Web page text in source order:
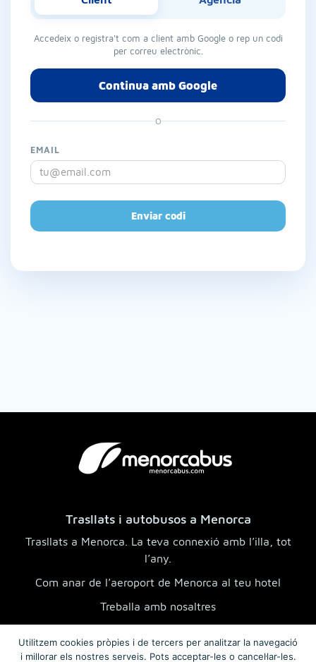
Accedeix o registra't com a client amb Google o rep un codi
per correu electrònic.
Continua amb Google
O
EMAIL
Enviar codi
Trasllats i autobusos a Menorca
Trasllats a Menorca. La teva connexió amb l’illa, tot
l’any.
Com anar de l’aeroport de Menorca al teu hotel
Treballa amb nosaltres
Serveis
Utilitzem cookies pròpies i de tercers per analitzar la navegació
i millorar els nostres serveis. Pots acceptar-les o cancel·lar-les.